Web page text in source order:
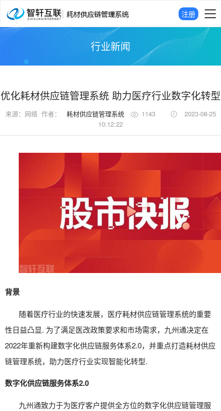
注册
行业新闻
优化耗材供应链管理系统 助力医疗行业数字化转型
来源： 网络 作者： 耗材供应链管理系统 1143
2023-08-25
10:12:22
背景
随着医疗行业的快速发展，医疗耗材供应链管理系统的重要
性日益凸显. 为了满足医改政策要求和市场需求，九州通决定在
2022年重新构建数字化供应链服务体系2.0，并重点打造耗材供应
链管理系统，助力医疗行业实现智能化转型.
数字化供应链服务体系2.0
九州通致力于为医疗客户提供全方位的数字化供应链管理服